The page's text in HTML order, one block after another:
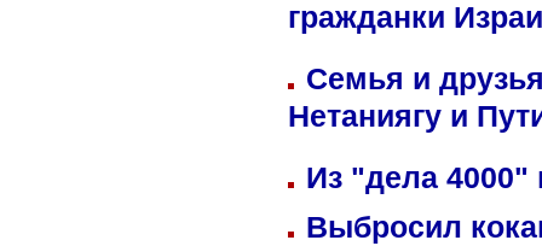
гражданки
Семья и
Нетаниягу и
Из "дела 4000"
Выбросил